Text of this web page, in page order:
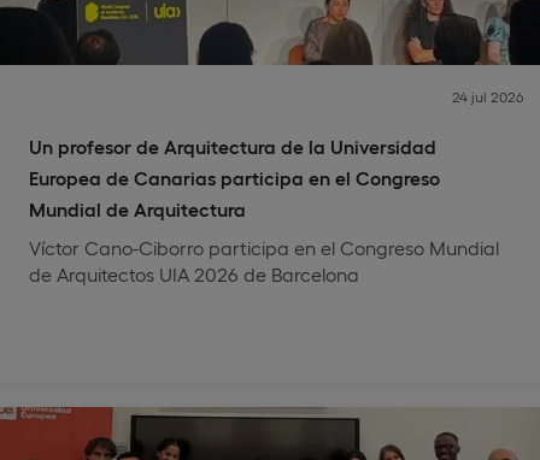
Un profesor de Arquitectura de la Universidad
Europea de Canarias participa en el Congreso
Mundial de Arquitectura
24 jul 2026
Víctor Cano-Ciborro participa en el Congreso Mundial
de Arquitectos UIA 2026 de Barcelona